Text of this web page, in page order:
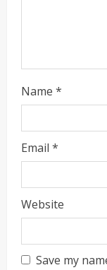
Name *
Email *
Website
Save my